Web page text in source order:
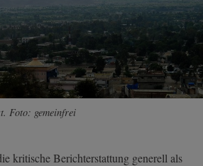
Foto: gemeinfrei
kritische Berichterstattung generell als